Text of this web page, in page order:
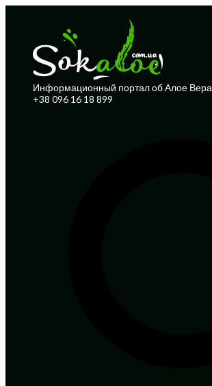
Информационный портал об Алое Вера
+38 096 16 18 899